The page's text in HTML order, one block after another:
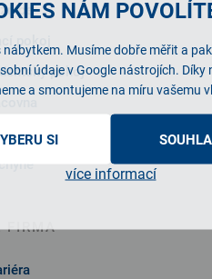
NÁM
nábytkem. Musíme dobře měřit a
údaje v Google nástrojích. Díky
a smontujeme na míru vašemu
SI
více informací
pokoj
pokoj
FIRMA